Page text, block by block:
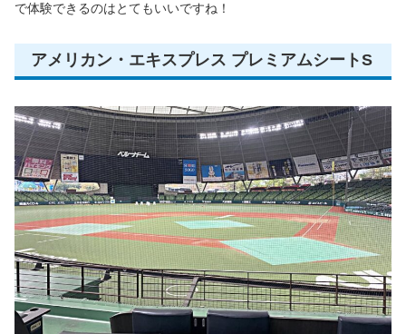
で体験できるのはとてもいいですね！
アメリカン・エキスプレス プレミアムシートS